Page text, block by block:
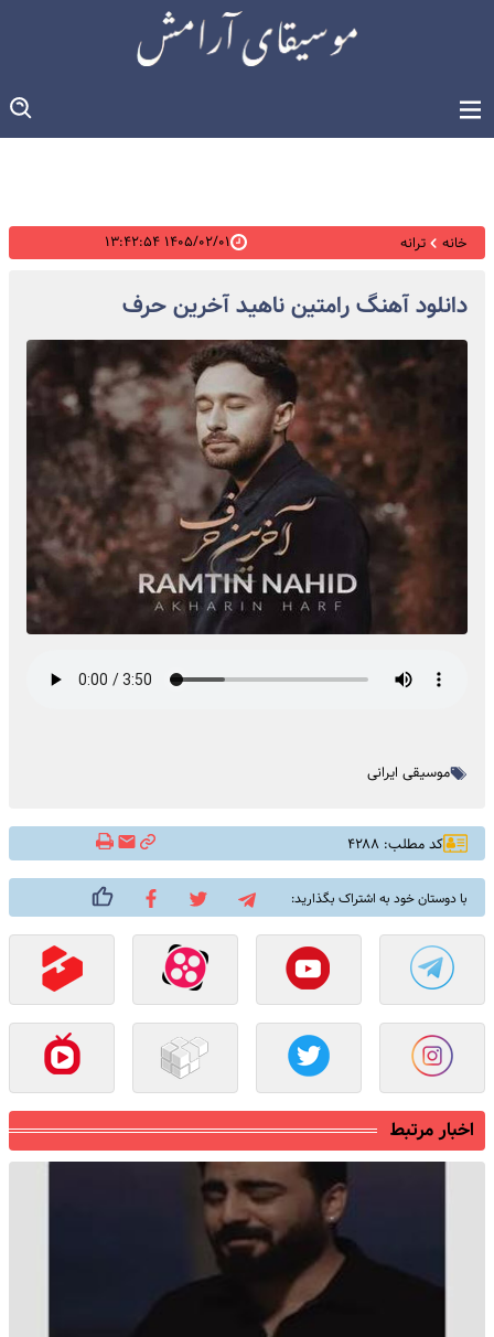
خانه ترانه ۱۴۰۵/۰۲/۰۱ ۱۳:۴۲:۵۴
دانلود آهنگ رامتین ناهید آخرین حرف
موسیقی ایرانی
کد مطلب: ۴۲۸۸
با دوستان خود به اشتراک بگذارید:
اخبار مرتبط